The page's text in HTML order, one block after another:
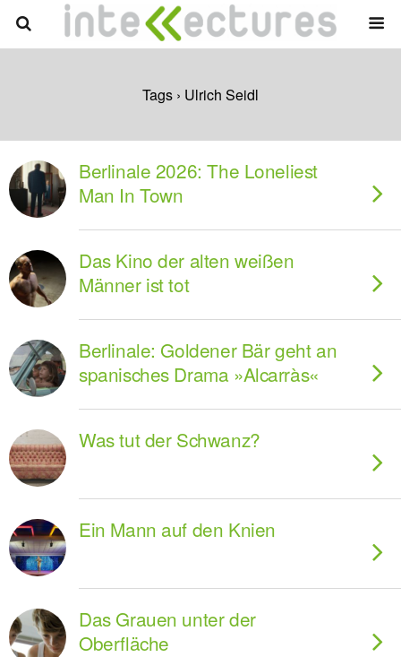
Tags › Ulrich Seidl
Berlinale 2026: The Loneliest
Man In Town
Das Kino der alten weißen
Männer ist tot
Berlinale: Goldener Bär geht an
spanisches Drama »Alcarràs«
Was tut der Schwanz?
Ein Mann auf den Knien
Das Grauen unter der
Oberfläche